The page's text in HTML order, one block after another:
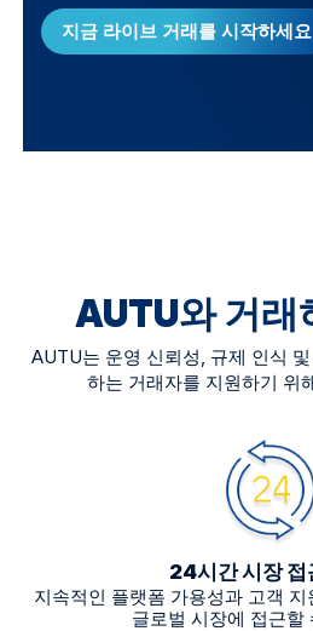
지금 라이브 거래를 시작하세요
AUTU와 거래
AUTU는 운영 신뢰성, 규제 인식
하는 거래자를 지원하기 위
24시간 시장 접
지속적인 플랫폼 가용성과 고객
글로벌 시장에 접근할